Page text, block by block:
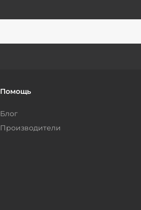
Помощь
Блог
Производители